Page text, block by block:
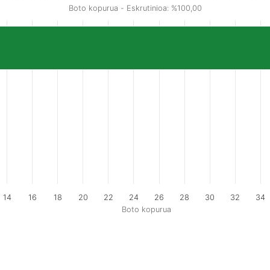
Boto kopurua
Boto kopurua - Eskrutinioa: %100,00
14 16 18 20 22 24 26 28 30 32 34